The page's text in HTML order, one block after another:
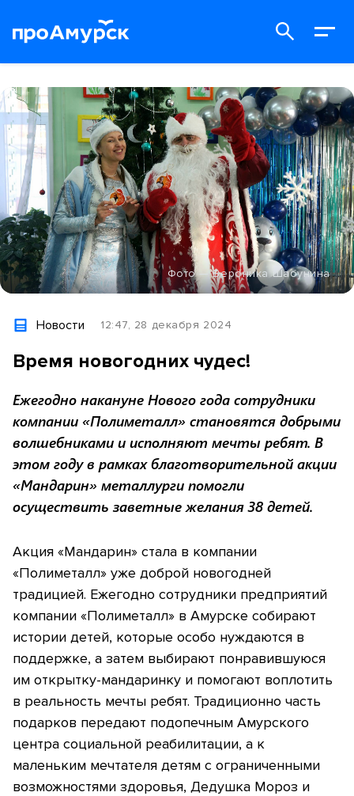
Фото — Вероника Шабунина
Новости 12:47, 28 декабря 2024
Время новогодних чудес!
Ежегодно накануне Нового года сотрудники
компании «Полиметалл» становятся добрыми
волшебниками и исполняют мечты ребят. В
этом году в рамках благотворительной акции
«Мандарин» металлурги помогли
осуществить заветные желания 38 детей.
Акция «Мандарин» стала в компании
«Полиметалл» уже доброй новогодней
традицией. Ежегодно сотрудники предприятий
компании «Полиметалл» в Амурске собирают
истории детей, которые особо нуждаются в
поддержке, а затем выбирают понравившуюся
им открытку-мандаринку и помогают воплотить
в реальность мечты ребят. Традиционно часть
подарков передают подопечным Амурского
центра социальной реабилитации, а к
маленьким мечтателя детям с ограниченными
возможностями здоровья, Дедушка Мороз и